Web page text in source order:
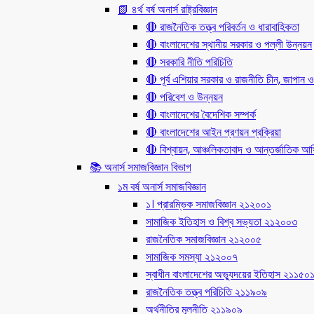
📗 ৪র্থ বর্ষ অনার্স রাষ্ট্রবিজ্ঞান
🔴 রাজনৈতিক তত্ত্ব পরিবর্তন ও ধারাবাহিকতা
🔴 বাংলাদেশের স্থানীয় সরকার ও পল্লী উন্নয়ন
🔴 সরকারি নীতি পরিচিতি
🔴 পূর্ব এশিয়ার সরকার ও রাজনীতি চীন, জাপান
🔴 পরিবেশ ও উন্নয়ন
🔴 বাংলাদেশের বৈদেশিক সম্পর্ক
🔴 বাংলাদেশের আইন প্রণয়ন প্রক্রিয়া
🔴 বিশ্বায়ন, আঞ্চলিকতাবাদ ও আন্তর্জাতিক
📚 অনার্স সমাজবিজ্ঞান বিভাগ
১ম বর্ষ অনার্স সমাজবিজ্ঞান
১। প্রারম্ভিক সমাজবিজ্ঞান ২১২০০১
সামাজিক ইতিহাস ও বিশ্ব সভ্যতা ২১২০০৩
রাজনৈতিক সমাজবিজ্ঞান ২১২০০৫
সামাজিক সমস্যা ২১২০০৭
স্বাধীন বাংলাদেশের অভ্যুদয়ের ইতিহাস ২১১৫০১
রাজনৈতিক তত্ত্ব পরিচিতি ২১১৯০৯
অর্থনীতির মূলনীতি ২১১৯০৯